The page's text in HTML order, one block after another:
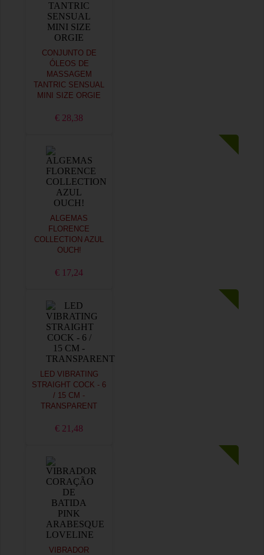
CONJUNTO DE
ÓLEOS DE
MASSAGEM
TANTRIC SENSUAL
MINI SIZE ORGIE
€ 28,38
ALGEMAS
FLORENCE
COLLECTION AZUL
OUCH!
€ 17,24
LED VIBRATING
STRAIGHT COCK - 6
/ 15 CM -
TRANSPARENT
€ 21,48
VIBRADOR